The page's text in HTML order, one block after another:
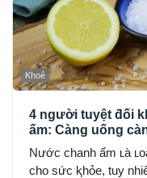
Khoẻ
4 người tuyệt ƌối
ấm: Càng uống
Nước chanh ấm ʟà
cho sức ⱪhỏe, tuy